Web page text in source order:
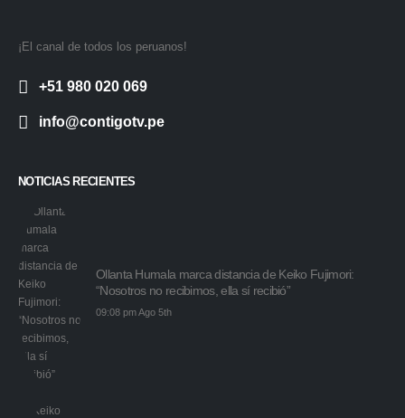
¡El canal de todos los peruanos!
+51 980 020 069
info@contigotv.pe
NOTICIAS RECIENTES
Ollanta Humala marca distancia de Keiko Fujimori:
“Nosotros no recibimos, ella sí recibió”
09:08 pm Ago 5th